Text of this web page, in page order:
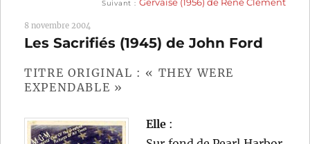
l’article
Suivant
suivante :
8 novembre 2004
Les Sacrifiés (1945) de John Ford
TITRE ORIGINAL : « THEY WERE
EXPENDABLE »
Elle :